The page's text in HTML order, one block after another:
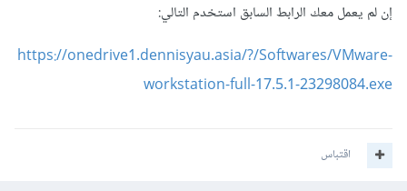
إن لم يعمل معك الرابط السابق استخدم التالي:
https://onedrive1.dennisyau.asia/?/Softwares/VMware-
workstation-full-17.5.1-23298084.exe
اقتباس